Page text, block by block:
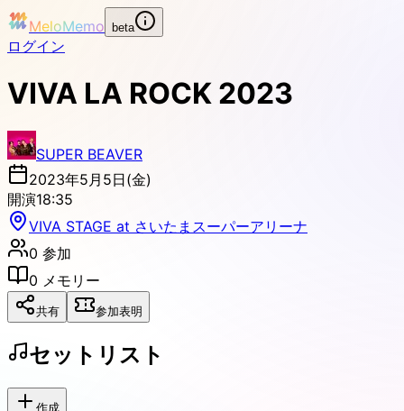
MeloMemo beta
ログイン
VIVA LA ROCK 2023
SUPER BEAVER
2023年5月5日(金)
開演18:35
VIVA STAGE at さいたまスーパーアリーナ
0 参加
0 メモリー
共有 参加表明
セットリスト
作成